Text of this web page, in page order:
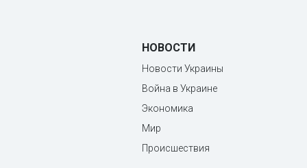
НОВОСТИ
Новости Украины
Война в Украине
Экономика
Мир
Происшествия